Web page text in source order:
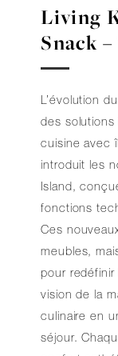
Living
Snack
L’évolution
des
cuisine avec
introduit les
Island,
fonctions
Ces
meubles,
pour
vision de la
culinaire en
séjour.